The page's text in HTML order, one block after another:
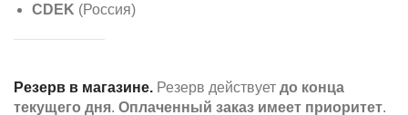
CDEK (Россия)
Резерв в магазине. Резерв действует до конца
текущего дня. Оплаченный заказ имеет приоритет.